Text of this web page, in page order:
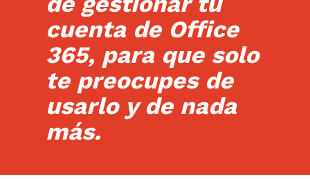
cuenta de Office
365, para que solo
te preocupes de
usarlo y de nada
más.